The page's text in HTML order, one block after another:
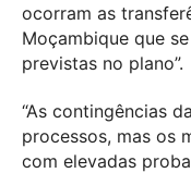
ocorram as
Moçambique que
previstas no plano”.
“As contingências
processos, mas os
com elevadas